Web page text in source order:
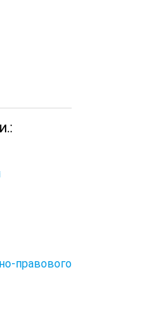
правового